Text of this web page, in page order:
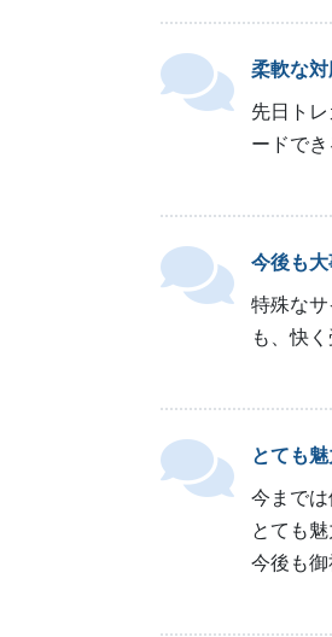
柔軟な
先日ト
ードで
今後も
特殊な
も、快
とても
今まで
とても魅
今後も御